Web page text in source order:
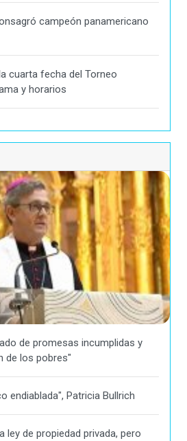
campeón panamericano
cuarta fecha del Torneo
y horarios
de promesas incumplidas y
de los pobres"
endiablada", Patricia Bullrich
ley de propiedad privada, pero